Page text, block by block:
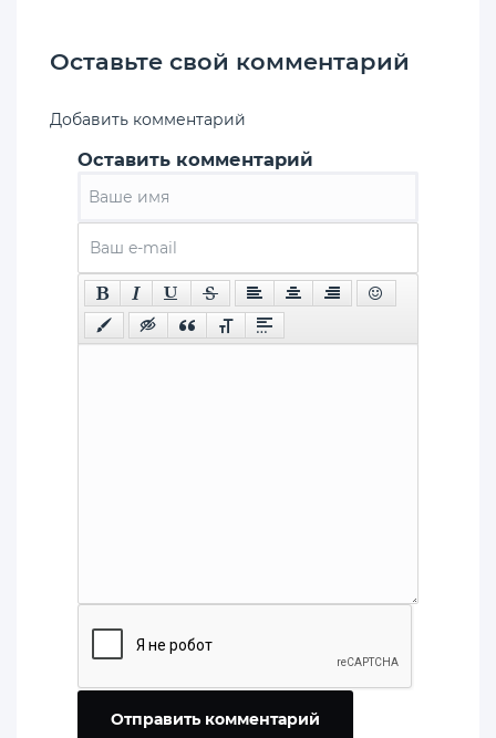
Оставьте свой комментарий
Добавить комментарий
Оставить комментарий
Отправить комментарий